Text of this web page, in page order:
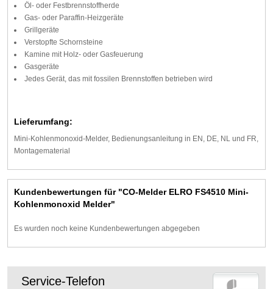
Öl- oder Festbrennstoffherde
Gas- oder Paraffin-Heizgeräte
Grillgeräte
Verstopfte Schornsteine
Kamine mit Holz- oder Gasfeuerung
Gasgeräte
Jedes Gerät, das mit fossilen Brennstoffen betrieben wird
Lieferumfang:
Mini-Kohlenmonoxid-Melder, Bedienungsanleitung in EN, DE, NL und FR,
Montagematerial
Kundenbewertungen für "CO-Melder ELRO FS4510 Mini-
Kohlenmonoxid Melder"
Es wurden noch keine Kundenbewertungen abgegeben
Service-Telefon